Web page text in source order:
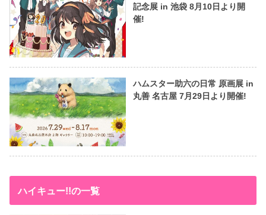
記念展 in 池袋 8月10日より開
催!
ハムスター助六の日常 原画展 in
丸善 名古屋 7月29日より開催!
ハイキュー!!の一覧